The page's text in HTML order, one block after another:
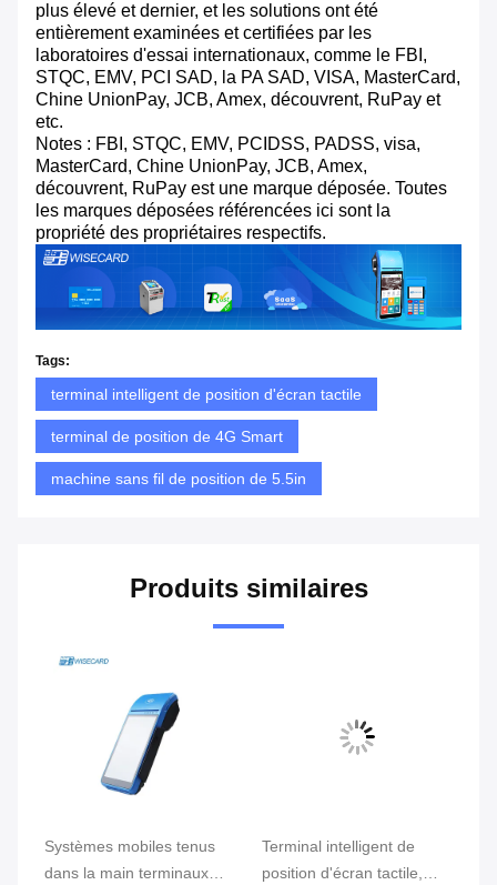
plus élevé et dernier, et les solutions ont été
entièrement examinées et certifiées par les
laboratoires d'essai internationaux, comme le FBI,
STQC, EMV, PCI SAD, la PA SAD, VISA, MasterCard,
Chine UnionPay, JCB, Amex, découvrent, RuPay et
etc.
Notes : FBI, STQC, EMV, PCIDSS, PADSS, visa,
MasterCard, Chine UnionPay, JCB, Amex,
découvrent, RuPay est une marque déposée. Toutes
les marques déposées référencées ici sont la
propriété des propriétaires respectifs.
Tags:
terminal intelligent de position d'écran tactile
terminal de position de 4G Smart
machine sans fil de position de 5.5in
Produits similaires
Systèmes mobiles tenus
dans la main terminaux
Terminal intelligent de
position d'écran tactile,